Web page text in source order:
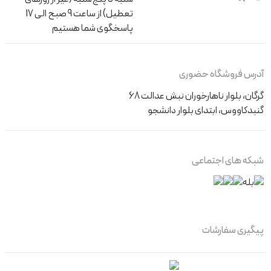
خرید شلوارک دخترانه بچه گانه از فروشگاه اینترنتی اینفینیتی کیدز
بزرگترین سایت لباس کودک، کیفیت و قیمت به صرفه را هم‌زمان به
شما می‌دهد.
تعطیل) از ساعت 9 صبح الی 17
پاسخگوی شما هستیم
آدرس فروشگاه حضوری
گرگان، بلوار ناهارخوران نبش عدالت 68
گنبدکاووس، ابتدای بلوار دانشجو
شبکه های اجتماعی
پیگیری سفارشات